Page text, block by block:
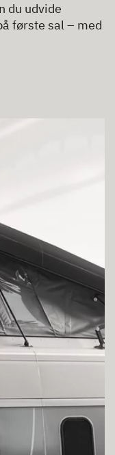
du udvide
første sal – med